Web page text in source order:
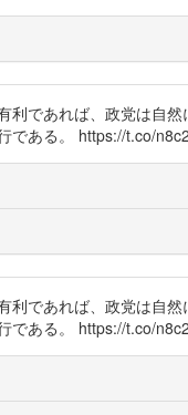
であれば、政党は自
である。 https://t.co/
であれば、政党は自
である。 https://t.co/